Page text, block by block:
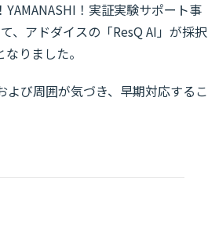
！実証実験サポート事
、アドダイスの「ResQ AI」が採択
りました。
び周囲が気づき、早期対応するこ